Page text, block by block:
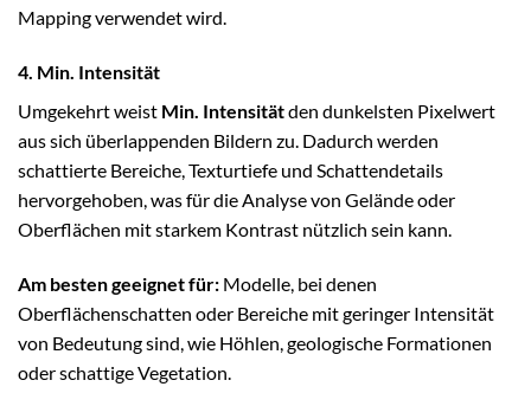
Mapping verwendet wird.
4. Min. Intensität
Umgekehrt weist Min. Intensitätden dunkelsten Pixelwert
aus sich überlappenden Bildern zu. Dadurch werden
schattierte Bereiche, Texturtiefe und Schattendetails
hervorgehoben, was für die Analyse von Gelände oder
Oberflächen mit starkem Kontrast nützlich sein kann.
Am besten geeignet für: Modelle, bei denen
Oberflächenschatten oder Bereiche mit geringer Intensität
von Bedeutung sind, wie Höhlen, geologische Formationen
oder schattige Vegetation.